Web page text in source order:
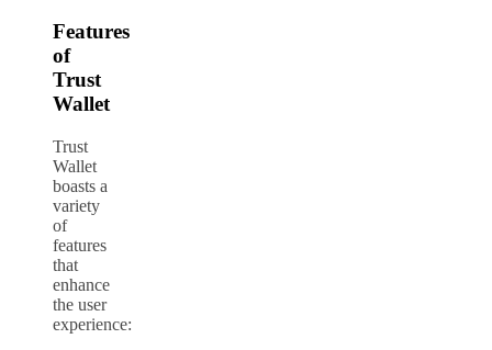
Features
of
Trust
Wallet
Trust
Wallet
boasts a
variety
of
features
that
enhance
the user
experience: